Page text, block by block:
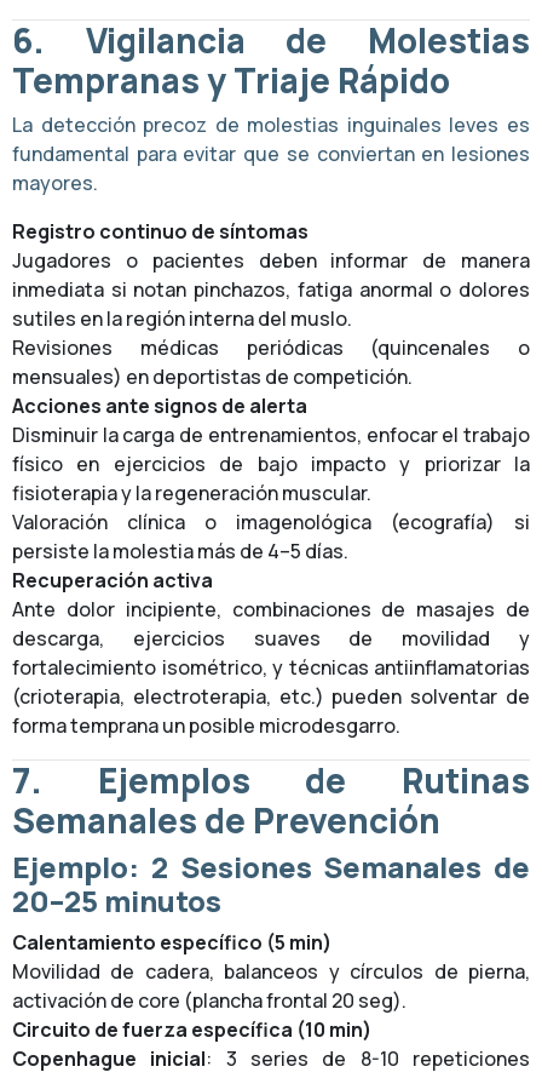
6. Vigilancia de Molestias
Tempranas y Triaje Rápido
La detección precoz de molestias inguinales leves es
fundamental para evitar que se conviertan en lesiones
mayores.
Registro continuo de síntomas
Jugadores o pacientes deben informar de manera
inmediata si notan pinchazos, fatiga anormal o dolores
sutiles en la región interna del muslo.
Revisiones médicas periódicas (quincenales o
mensuales) en deportistas de competición.
Acciones ante signos de alerta
Disminuir la carga de entrenamientos, enfocar el trabajo
físico en ejercicios de bajo impacto y priorizar la
fisioterapia y la regeneración muscular.
Valoración clínica o imagenológica (ecografía) si
persiste la molestia más de 4–5 días.
Recuperación activa
Ante dolor incipiente, combinaciones de masajes de
descarga, ejercicios suaves de movilidad y
fortalecimiento isométrico, y técnicas antiinflamatorias
(crioterapia, electroterapia, etc.) pueden solventar de
forma temprana un posible microdesgarro.
7. Ejemplos de Rutinas
Semanales de Prevención
Ejemplo: 2 Sesiones Semanales de
20–25 minutos
Calentamiento específico (5 min)
Movilidad de cadera, balanceos y círculos de pierna,
activación de core (plancha frontal 20 seg).
Circuito de fuerza específica (10 min)
Copenhague inicial: 3 series de 8-10 repeticiones